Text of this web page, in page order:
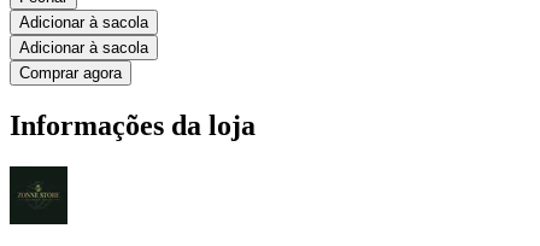
Adicionar à sacola
Adicionar à sacola
Comprar agora
Informações da loja